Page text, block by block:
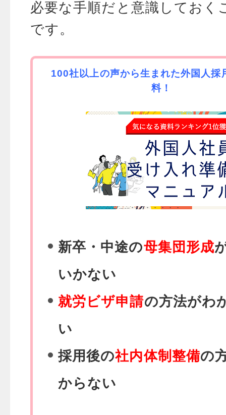
必要な手順だと意識しておく
です。
100社以上の声から生まれた外国人採
料！
新卒・中途の母集団形成
いかない
就労ビザ申請の方法がわ
い
採用後の社内体制整備の
からない